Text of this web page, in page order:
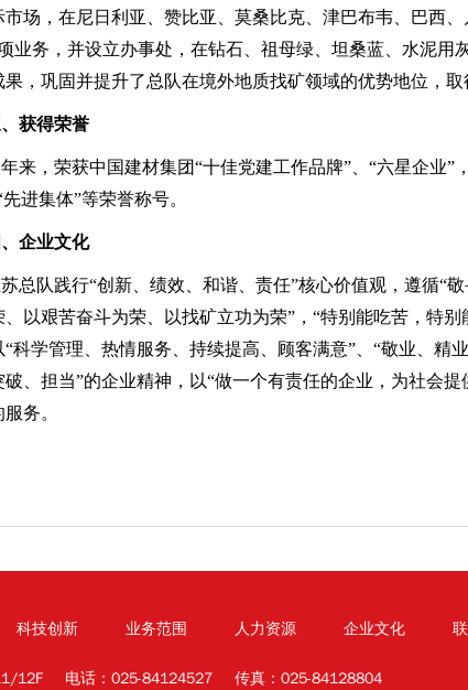
市场，在尼日利亚、赞比亚、莫桑比克、津巴布韦、巴西
业务，并设立办事处，在钻石、祖母绿、坦桑蓝、水泥
果，巩固并提升了总队在境外地质找矿领域的优势地位，取
获得荣誉
来，荣获中国建材集团“十佳党建工作品牌”、“六星企业
进集体”等荣誉称号。
、企业文化
总队践行“创新、绩效、和谐、责任”核心价值观，遵循“
、以艰苦奋斗为荣、以找矿立功为荣”，“特别能吃苦，特
“科学管理、热情服务、持续提高、顾客满意”、“敬业、精
破、担当”的企业精神，以“做一个有责任的企业，为社会
务。
科技创新 业务范围 人力资源 企业文化
12F 电话：025-84124527 传真：025-84128804